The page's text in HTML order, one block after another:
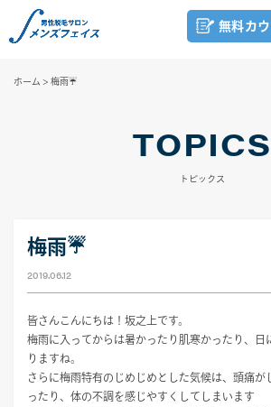
無料カ
ホーム > 梅雨☔
TOPICS
トピックス
梅雨☔
2019.06.12
皆さんこんにちは！坂之上です。
梅雨に入ってからは暑かったり肌寒かったり、日
りますね。
さらに梅雨特有のじめじめとした気候は、頭痛が
ったり、体の不調を感じやすくしてしまいます